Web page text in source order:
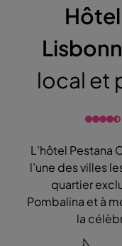
local et
L’hôtel Pestana
l’une des villes
quartier
Pombalina et à
la